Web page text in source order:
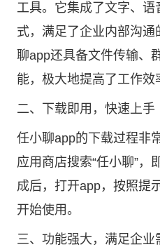
工具。它集成了文字、
式，满足了企业内部沟
聊app还具备文件传输、
能，极大地提高了工作效
二、下载即用，快速上手
任小聊app的下载过程非
应用商店搜索“任小聊”，
成后，打开app，按照提
开始使用。
三、功能强大，满足企业